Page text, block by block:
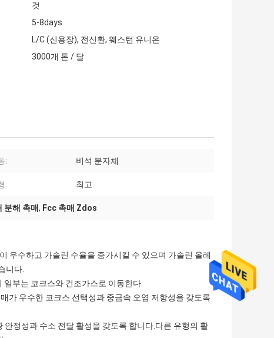
것
5-8days
L/C (신용장), 전신환, 웨스턴 유니온
3000개 톤 / 달
: 비석 분자체
: 최고
분해 촉매, Fcc 촉매 Zdos
우수하고 가솔린 수율을 증가시킬 수 있으며 가솔린 올레
니다.
부는 코크스와 건조가스로 이동한다.
가 우수한 코크스 선택성과 중금속 오염 저항성을 갖도록
정성과 수소 전달 활성을 갖도록 합니다.다른 유형의 활